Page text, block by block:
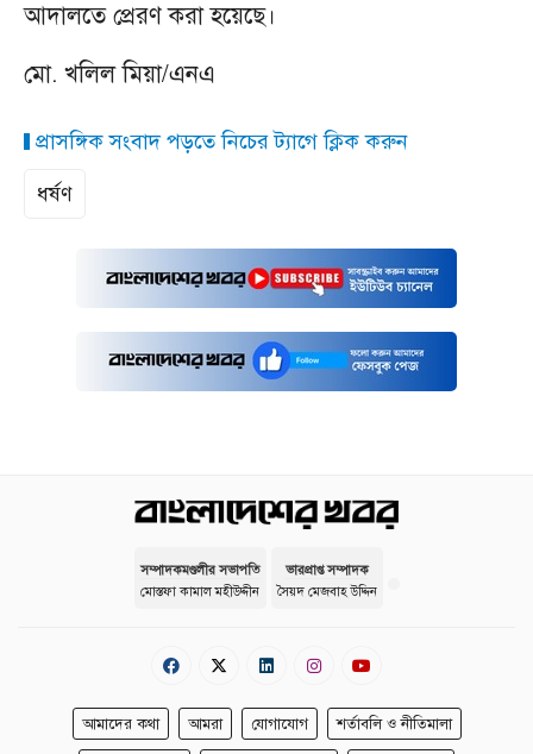
আদালতে প্রেরণ করা হয়েছে।
মো. খলিল মিয়া/এনএ
প্রাসঙ্গিক সংবাদ পড়তে নিচের ট্যাগে ক্লিক করুন
ধর্ষণ
সম্পাদকমণ্ডলীর সভাপতি
মোস্তফা কামাল মহীউদ্দীন
ভারপ্রাপ্ত সম্পাদক
সৈয়দ মেজবাহ উদ্দিন
আমাদের কথা আমরা যোগাযোগ শর্তাবলি ও নীতিমালা